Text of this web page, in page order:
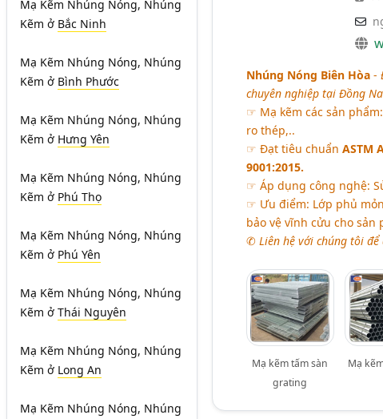
Mạ Kẽm Nhúng Nóng, Nhúng
Kẽm ở Bắc Ninh
Mạ Kẽm Nhúng Nóng, Nhúng
Kẽm ở Bình Phước
Mạ Kẽm Nhúng Nóng, Nhúng
Kẽm ở Hưng Yên
Mạ Kẽm Nhúng Nóng, Nhúng
Kẽm ở Phú Thọ
Mạ Kẽm Nhúng Nóng, Nhúng
Kẽm ở Phú Yên
Mạ Kẽm Nhúng Nóng, Nhúng
Kẽm ở Thái Nguyên
Mạ Kẽm Nhúng Nóng, Nhúng
Kẽm ở Long An
Mạ Kẽm Nhúng Nóng, Nhúng
Nhúng Nóng Biên Hòa-
chuyên nghiệp tại Đồng
☞ Mạ kẽm các sản
ro thép,..
☞ Đạt tiêu chuẩn ASTM
9001:2015.
☞ Áp dụng công nghệ:
☞ Ưu điểm: Lớp phủ
bảo vệ vĩnh cửu cho sản
✆ Liên hệ với chúng tôi
Mạ kẽm tấm sàn
grating
Mạ